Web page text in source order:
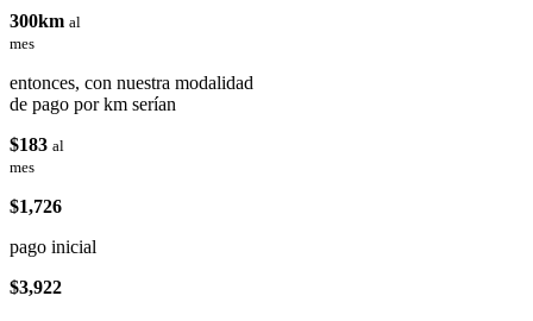
300km al
mes
entonces, con nuestra modalidad
de pago por km serían
$183 al
mes
$1,726
pago inicial
$3,922